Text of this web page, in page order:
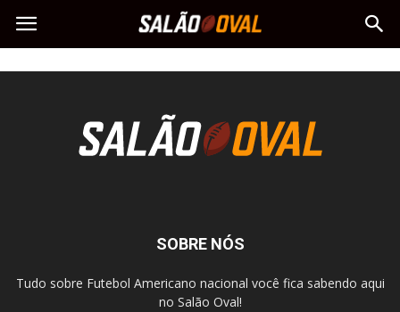
SOBRE NÓS
Tudo sobre Futebol Americano nacional você fica sabendo aqui
no Salão Oval!